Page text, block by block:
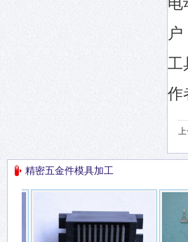
工
作
上
精密五金件模具加工